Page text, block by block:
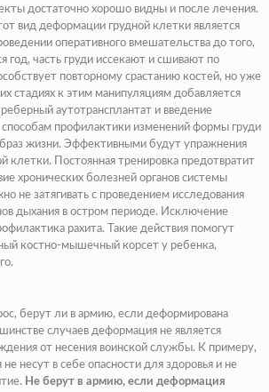
достаточно хорошо видны и после лечения.
вид деформации грудной клетки является
оперативного вмешательства до того,
год, часть груди иссекают и сшивают по
повторному срастанию костей, но уже
стадиях к этим манипуляциям добавляется
аутотрансплантат и введение
профилактики изменений формы груди
жизни. Эффективными будут упражнения
клетки. Постоянная тренировка предотвратит
хронических болезней органов системы
не затягивать с проведением исследования
дыхания в остром периоде. Исключение
рахита. Такие действия помогут
костно-мышечный корсет у ребенка,
берут ли в армию, если деформирована
случаев деформация не является
от несения воинской службы. К примеру,
несут в себе опасности для здоровья и не
Не берут в армию, если деформация